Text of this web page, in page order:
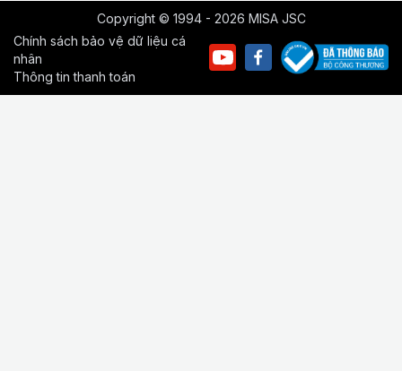
Copyright © 1994 - 2026 MISA JSC
Chính sách bảo vệ dữ liệu cá
nhân
Thông tin thanh toán